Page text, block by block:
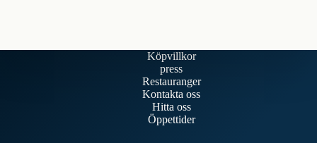
Köpvillkor
press
Restauranger
Kontakta oss
Hitta oss
Öppettider